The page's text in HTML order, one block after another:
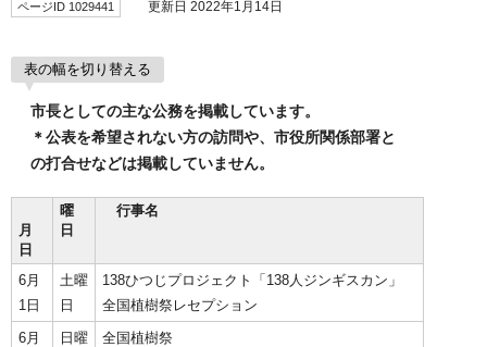
ページID 1029441 更新日 2022年1月14日
表の幅を切り替える
市長としての主な公務を掲載しています。
＊公表を希望されない方の訪問や、市役所関係部署と
の打合せなどは掲載していません。
月
日
曜
日
行事名
6月
1日
土曜
日
138ひつじプロジェクト「138人ジンギスカン」
全国植樹祭レセプション
6月
日曜
全国植樹祭